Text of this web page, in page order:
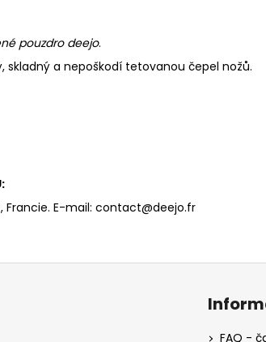
pouzdro deejo.
skladný a nepoškodí tetovanou čepel nožů.
Francie. E-mail: contact@deejo.fr
FAQ -